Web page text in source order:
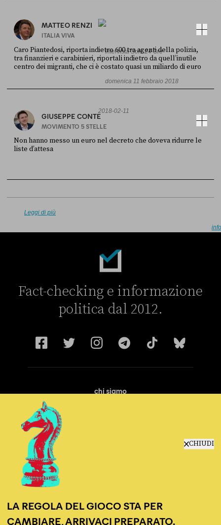
Intervista Sole 24 Ore
domenica 11 febbraio 2018
2018-02-11
Leggi di più
info
CHIUDI
LA REGOLA DEL GIOCO STA PER
CAMBIARE, ARRIVACI PREPARATO.
MATTEO RENZI
ITALIA VIVA
Caro Piantedosi, riporta indietro 600 tra agenti della polizia,
tra finanzieri e carabinieri, riportali indietro da quell’inutile
centro dei migranti, che ci è costato quasi un miliardo di euro
GIUSEPPE CONTE
MOVIMENTO 5 STELLE
Non hanno messo un euro nel decreto che doveva ridurre le
liste d’attesa
Fact-checking e informazione
politica dal 2012.
chi siamo